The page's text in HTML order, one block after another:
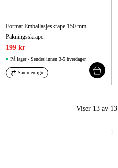
Format Emballasjeskrape 150 mm
Pakningsskrape.
199 kr
På lager - Sendes innen 3-5 hverdager
Sammenlign
Viser 13 av 13